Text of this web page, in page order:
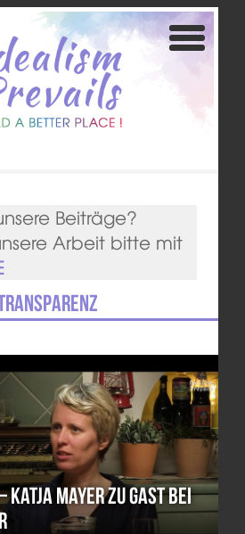
Beiträge?
Arbeit bitte mit
– Katja Mayer zu Gast bei